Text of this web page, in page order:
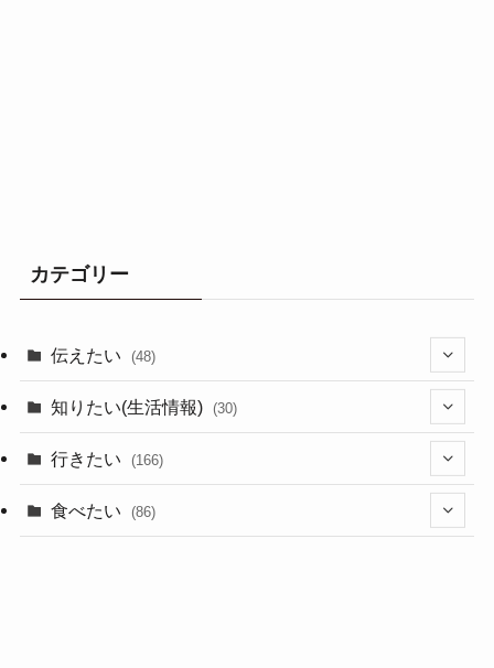
カテゴリー
伝えたい (48)
(44)
(1)
知りたい(生活情報) (30)
(10)
(11)
行きたい (166)
(18)
食べたい (86)